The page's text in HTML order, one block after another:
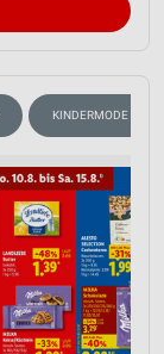
KINDERMODE &